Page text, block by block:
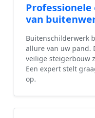
van
Buitenschilderwerk
allure van uw pand.
veilige steigerbouw
Een expert stelt
op.